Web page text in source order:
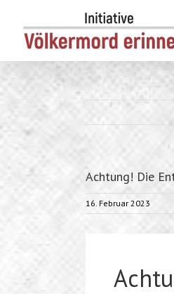
content
Achtung! Die
16. Februar 2023